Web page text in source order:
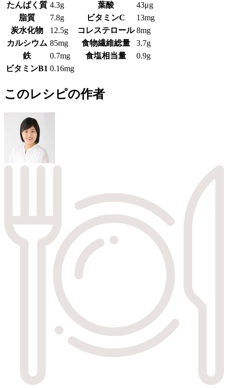
たんぱく質 4.3g 葉酸
43μg
脂質
7.8g ビタミンC
13mg
炭水化物
12.5g コレステロール 8mg
カルシウム 85mg 食物繊維総量
3.7g
鉄
0.7mg 食塩相当量
0.9g
ビタミンB1 0.16mg
このレシピの作者